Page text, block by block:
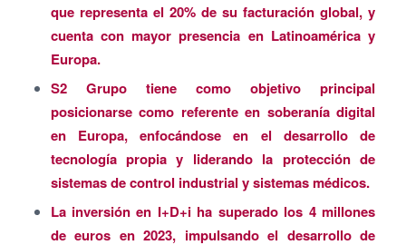
que representa el 20% de su facturación global, y
cuenta con mayor presencia en Latinoamérica y
Europa.
S2 Grupo tiene como objetivo principal
posicionarse como referente en soberanía digital
en Europa, enfocándose en el desarrollo de
tecnología propia y liderando la protección de
sistemas de control industrial y sistemas médicos.
La inversión en I+D+i ha superado los 4 millones
de euros en 2023, impulsando el desarrollo de